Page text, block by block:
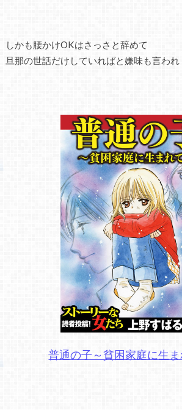
しかも腰かけOKはさっさと辞めて
旦那の世話だけしていればと嫌味も言われ
普通の子～貧困家庭に生ま